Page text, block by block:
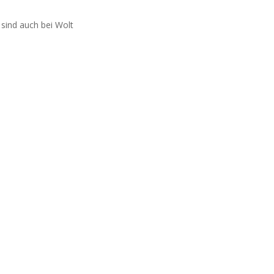
auch bei Wolt